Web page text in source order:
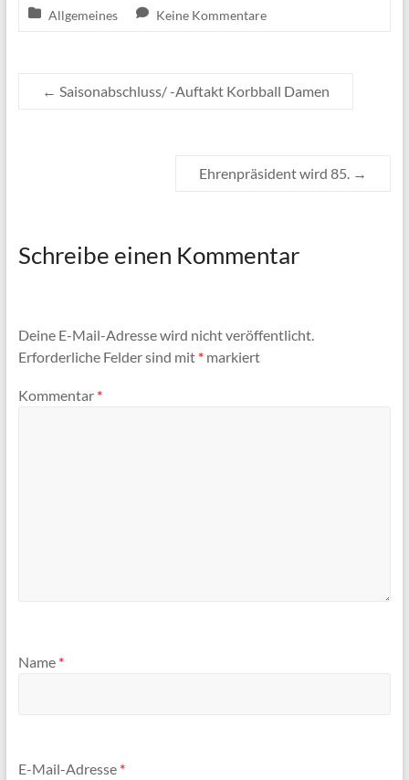
Allgemeines Keine Kommentare
← Saisonabschluss/ -Auftakt Korbball Damen
Ehrenpräsident wird 85. →
Schreibe einen Kommentar
Deine E-Mail-Adresse wird nicht veröffentlicht.
Erforderliche Felder sind mit *markiert
Kommentar *
Name *
E-Mail-Adresse *